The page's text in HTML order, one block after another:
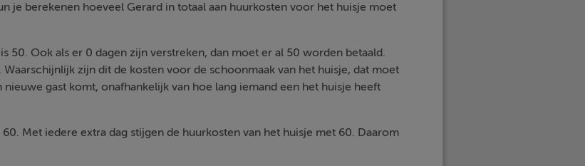
je berekenen hoeveel Gerard in totaal aan huurkosten voor het huisje moet
50. Ook als er 0 dagen zijn verstreken, dan moet er al 50 worden betaald.
Waarschijnlijk zijn dit de kosten voor de schoonmaak van het huisje, dat moet
gast komt, onafhankelijk van hoe lang iemand een het huisje heeft
Met iedere extra dag stijgen de huurkosten van het huisje met 60. Daarom